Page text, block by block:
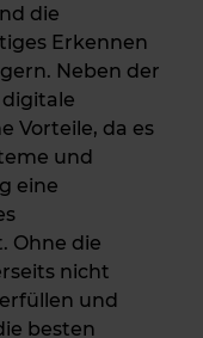
die
Erkennen
Neben der
Vorteile, da es
und
eine
Ohne die
nicht
und
besten